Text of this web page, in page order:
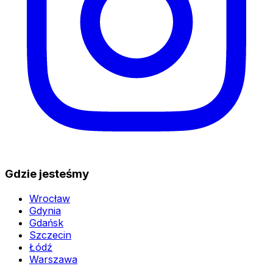
Gdzie jesteśmy
Wrocław
Gdynia
Gdańsk
Szczecin
Łódź
Warszawa